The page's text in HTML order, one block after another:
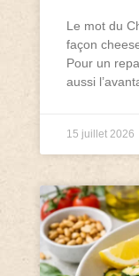
Le mot du
façon
Pour un
aussi
15 juillet 2026